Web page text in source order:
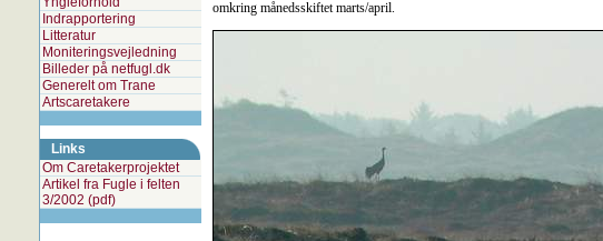
Indrapportering
Litteratur
Moniteringsvejledning
Billeder på netfugl.dk
Generelt om Trane
Artscaretakere
Links
Om Caretakerprojektet
Artikel fra Fugle i felten
3/2002 (pdf)
omkring månedsskiftet marts/april.